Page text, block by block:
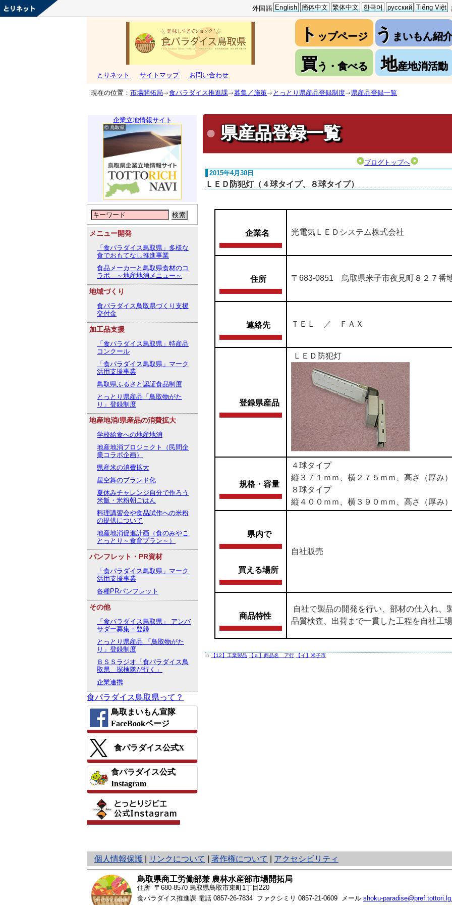
外国語 English 簡体中文 繁体中文 한국어 русский Tiếng Việt
とりネット サイトマップ お問い合わせ
ト ップページ う まいもん紹
買う・食べる 地産地消活動
現在の位置： 市場開拓局 食パラダイス推進課 募集／施策 とっとり県産品登録制度 県産品登録一覧
企業立地情報サイト
検索
メニュー開発
「食パラダイス鳥取県」多様な
食でおもてなし推進事業
食品メーカーと鳥取県食材のコ
ラボ ～地産地消メニュー～
地域づくり
食パラダイス鳥取県づくり支援
交付金
加工品支援
「食パラダイス鳥取県」特産品
コンクール
「食パラダイス鳥取県」マーク
活用支援事業
鳥取県ふるさと認証食品制度
とっとり県産品「鳥取物がた
り」登録制度
地産地消/県産品の消費拡大
学校給食への地産地消
地産地消プロジェクト（民間企
業コラボ企画）
県産米の消費拡大
星空舞のブランド化
夏休みチャレンジ自分で作ろう
米飯・米粉朝ごはん
料理講習会や食品試作への米粉
の提供について
地産地消促進計画（食のみやこ
とっとり～食育プラン～）
パンフレット・PR資材
「食パラダイス鳥取県」マーク
活用支援事業
各種PRパンフレット
その他
「食パラダイス鳥取県」 アンバ
サダー募集・登録
とっとり県産品 「鳥取物がた
り」登録制度
ＢＳＳラジオ「食パラダイス鳥
取県 探検隊が行く」
企業連携
食パラダイス鳥取県って？
鳥取まいもん宣隊
FaceBookページ
食パラダイス公式X
食パラダイス公式
Instagram
県産品登録一覧
ブログトップへ
2015年4月30日
ＬＥＤ防犯灯（４球タイプ、８球タイプ）
企業名 光電気ＬＥＤシステム株式会社
住所 〒683-0851 鳥取県米子市夜見町８２７番
連絡先 ＴＥＬ ／ ＦＡＸ
登録県産品
ＬＥＤ防犯灯
規格・容量
４球タイプ
縦３７１ｍｍ、横２７５ｍｍ、高さ（厚み
８球タイプ
縦４００ｍｍ、横３９０ｍｍ、高さ（厚み
県内で
買える場所
自社販売
商品特性
自社で製品の開発を行い、部材の仕入れ、
品質検査、出荷まで一貫した工程を自社工
in 【12】工業製品 【ａ】商品名 ア行 【イ】米子市
個人情報保護
と
り
ネ
ッ
ト
リンクについて 著作権について アクセシビリティ
鳥取県商工労働部兼 農林水産部市場開拓局
住所 〒680-8570 鳥取県鳥取市東町1丁目220
食パラダイス推進課 電話 0857-26-7834 ファクシミリ 0857-21-0609 メール shoku-